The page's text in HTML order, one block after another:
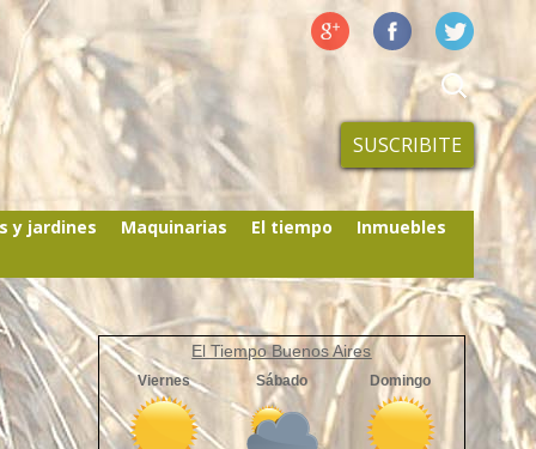
SUSCRIBITE
y jardines Maquinarias El tiempo Inmuebles
El Tiempo Buenos Aires